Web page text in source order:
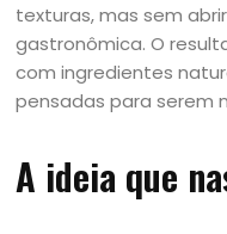
texturas, mas sem
gastronômica. O
com ingredientes
pensadas para serem
A ideia que